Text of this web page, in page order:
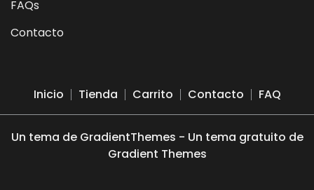
FAQs
Contacto
Inicio Tienda Carrito Contacto FAQ
Un tema de GradientThemes - Un tema gratuito de
Gradient Themes